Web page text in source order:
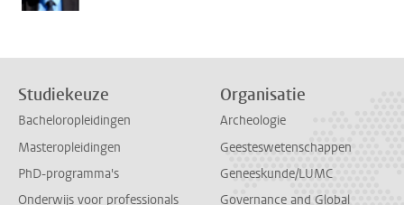
Studiekeuze
Bacheloropleidingen
Masteropleidingen
PhD-programma's
Onderwijs voor professionals
Organisatie
Archeologie
Geesteswetenschappen
Geneeskunde/LUMC
Governance and Global